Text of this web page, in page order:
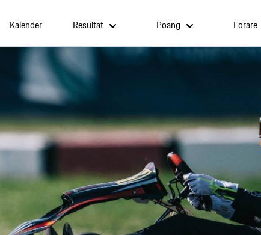
Kalender Resultat Poäng Förare